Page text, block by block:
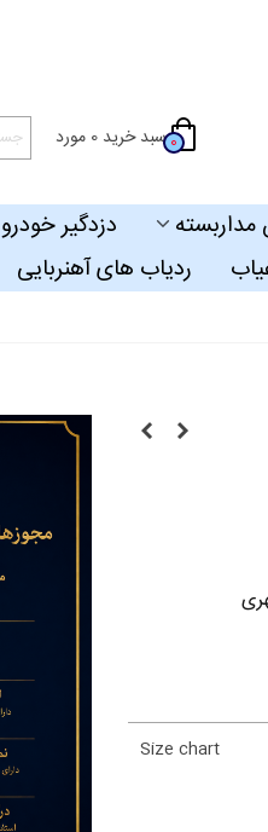
0سبد خرید 0 مورد
مداربسته دزدگیر خودرو
ردیاب های آهنربایی
Size chart